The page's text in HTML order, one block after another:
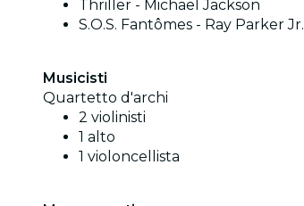
Thriller - Michael Jackson
S.O.S. Fantômes - Ray Parker Jr.
Musicisti
Quartetto d'archi
2 violinisti
1 alto
1 violoncellista